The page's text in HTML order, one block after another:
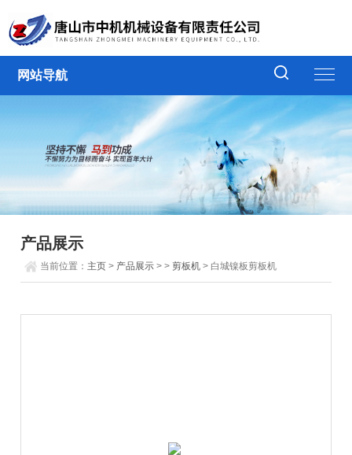
网站导航
产品展示
当前位置： 主页 > 产品展示 > >剪板机 > 白城镍板剪板机